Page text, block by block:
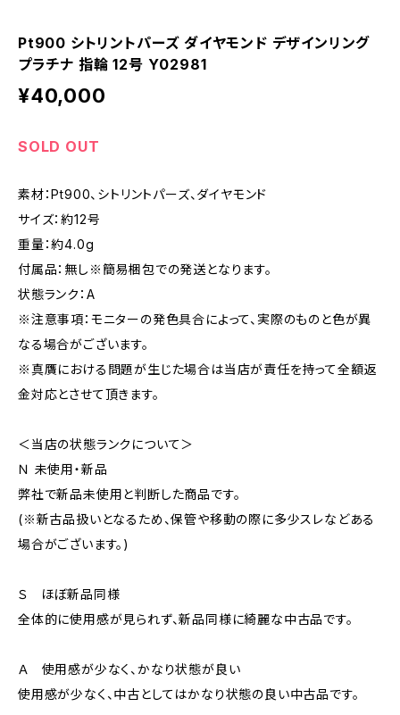
Pt900 シトリントパーズ ダイヤモンド デザインリング
プラチナ 指輪 12号 Y02981
¥40,000
SOLD OUT
素材：Pt900、シトリントパーズ、ダイヤモンド
サイズ：約12号
重量：約4.0g
付属品：無し※簡易梱包での発送となります。
状態ランク：A
※注意事項：モニターの発色具合によって、実際のものと色が異
なる場合がございます。
※真贋における問題が生じた場合は当店が責任を持って全額返
金対応とさせて頂きます。
＜当店の状態ランクについて＞
Ｎ 未使用・新品
弊社で新品未使用と判断した商品です。
(※新古品扱いとなるため、保管や移動の際に多少スレなどある
場合がございます。)
Ｓ ほぼ新品同様
全体的に使用感が見られず、新品同様に綺麗な中古品です。
Ａ 使用感が少なく、かなり状態が良い
使用感が少なく、中古としてはかなり状態の良い中古品です。